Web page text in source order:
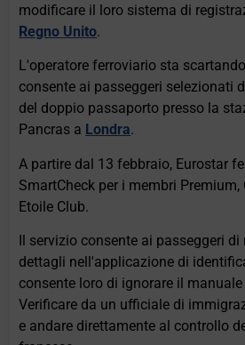
modificare il loro sistema di
Regno Unito.
L'operatore ferroviario sta
consente ai passeggeri selezionati
del doppio passaporto presso la
Pancras a Londra.
A partire dal 13 febbraio, Eurostar
SmartCheck per i membri Premium,
Etoile Club.
Il servizio consente ai passeggeri di
dettagli nell'applicazione di
consente loro di ignorare il manuale
Verificare da un ufficiale di
e andare direttamente al controllo